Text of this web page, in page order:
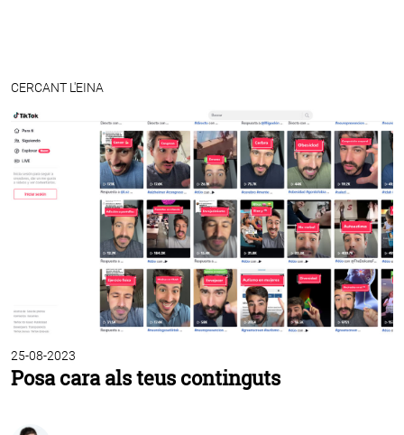
CERCANT L'EINA
25-08-2023
Posa cara als teus continguts